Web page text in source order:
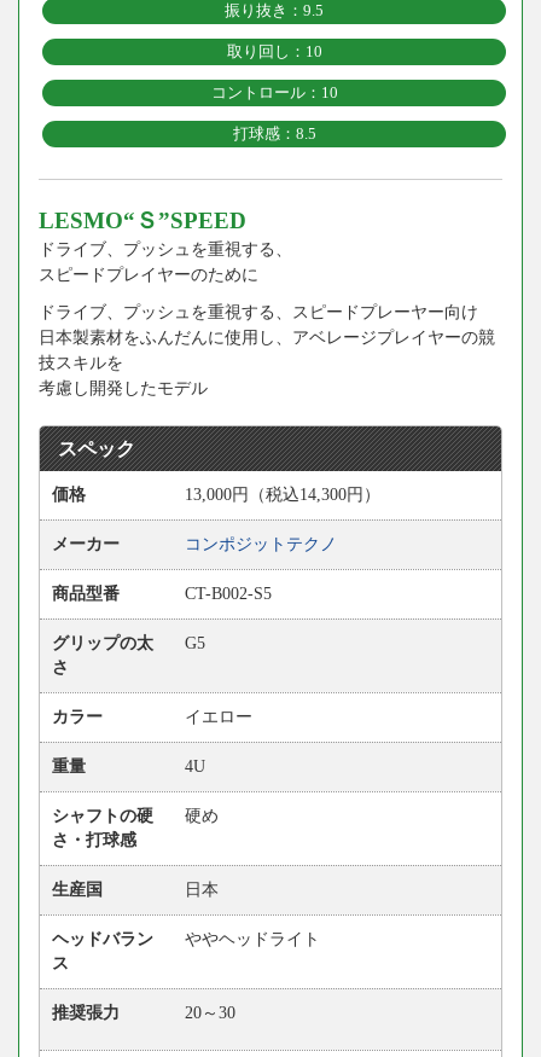
振り抜き：9.5
取り回し：10
コントロール：10
打球感：8.5
LESMO“Ｓ”SPEED
ドライブ、プッシュを重視する、
スピードプレイヤーのために
ドライブ、プッシュを重視する、スピードプレーヤー向け
日本製素材をふんだんに使用し、アベレージプレイヤーの競
技スキルを
考慮し開発したモデル
スペック
価格 13,000円（税込14,300円）
メーカー コンポジットテクノ
商品型番 CT-B002-S5
グリップの太
さ
G5
カラー イエロー
重量 4U
シャフトの硬
さ・打球感
硬め
生産国 日本
ヘッドバラン
ス
ややヘッドライト
推奨張力 20～30